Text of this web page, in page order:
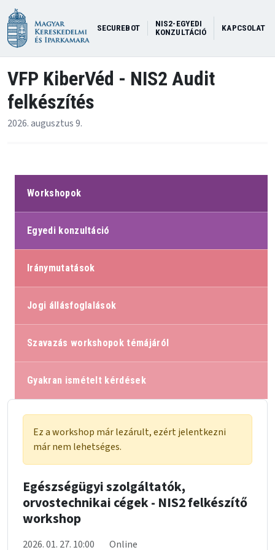
SECUREBOT
NIS2-EGYEDI
KONZULTÁCIÓ
KAPCSOLAT
VFP KiberVéd - NIS2 Audit
felkészítés
2026. augusztus 9.
Workshopok
Egyedi konzultáció
Iránymutatások
Jogi állásfoglalások
Szavazás workshopok témájáról
Gyakran ismételt kérdések
Ez a workshop már lezárult, ezért jelentkezni
már nem lehetséges.
Egészségügyi szolgáltatók,
orvostechnikai cégek - NIS2 felkészítő
workshop
2026. 01. 27. 10:00 Online